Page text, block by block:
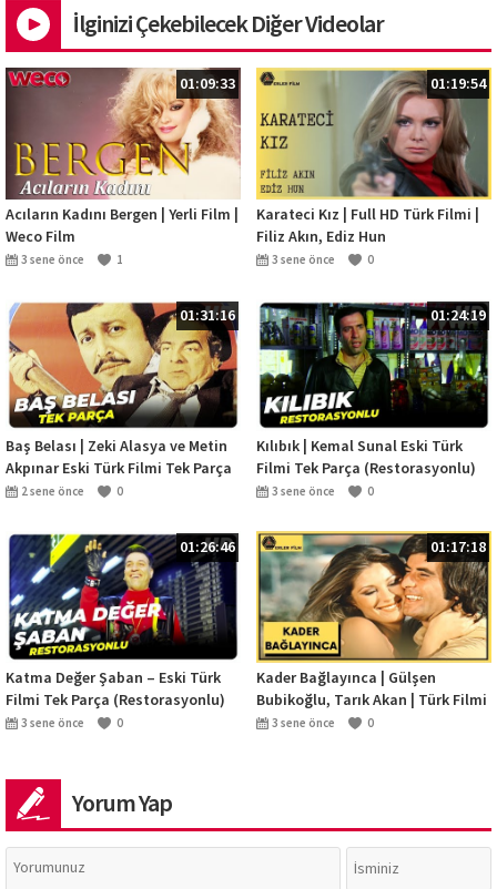
İlginizi Çekebilecek Diğer Videolar
01:09:33
Acıların Kadını Bergen | Yerli Film |
Weco Film
3 sene önce 1
01:19:54
Karateci Kız | Full HD Türk Filmi |
Filiz Akın, Ediz Hun
3 sene önce 0
01:31:16
Baş Belası | Zeki Alasya ve Metin
Akpınar Eski Türk Filmi Tek Parça
2 sene önce 0
01:24:19
Kılıbık | Kemal Sunal Eski Türk
Filmi Tek Parça (Restorasyonlu)
3 sene önce 0
01:26:46
Katma Değer Şaban – Eski Türk
Filmi Tek Parça (Restorasyonlu)
3 sene önce 0
01:17:18
Kader Bağlayınca | Gülşen
Bubikoğlu, Tarık Akan | Türk Filmi
| Full HD
3 sene önce 0
Yorum Yap